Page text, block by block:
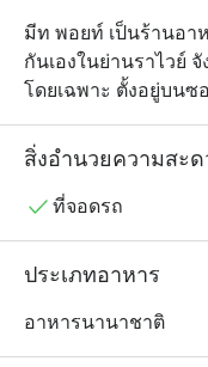
มีท พอยท์ เป็นร้านอา
กันเองในย่านราไวย์
โดยเฉพาะ ตั้งอยู่บนซ
บรรยากาศสบาย ๆ เ
หรือกลุ่มเพื่อน เมนูขอ
แบบกูร์เมต์ ย่างอย่าง
ของหวานโฮมเมด พนั
สนุก ๆ เช่น ค่ำคืนตอบ
สิ่งอำนวยความสะด
ที่จอดรถ
ประเภทอาหาร
อาหารนานาชาติ